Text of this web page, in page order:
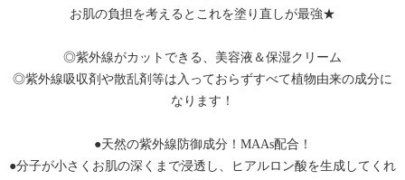
お肌の負担を考えるとこれを塗り直しが最強★
◎紫外線がカットできる、美容液＆保湿クリーム
◎紫外線吸収剤や散乱剤等は入っておらずすべて植物由来の成分に
なります！
●天然の紫外線防御成分！MAAs配合！
●分子が小さくお肌の深くまで浸透し、ヒアルロン酸を生成してくれ